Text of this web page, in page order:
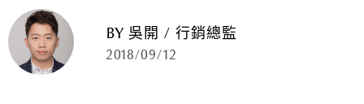
BY 吳開 / 行銷總監
2018/09/12